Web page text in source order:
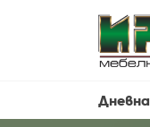
Дневна